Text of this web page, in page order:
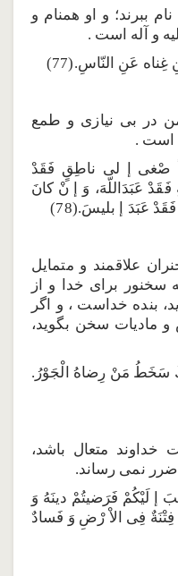
ببرند؛ و او همنام و
و آله است .
در بى نيازى و طمع
است .
أ صْغى إ لى ناطِقٍ فَقَدْ
عَبَدَاللّهَ، وَ إ نْ كانَ
عَبَدَ إ بليسَ.(78)
علاقمند و متمايل
سخنور براى خدا و از
بنده خداست ، و اگر
ماديات سخن بگويد،
سَخَطُ مَنْ رِضاهُ الْجَوْرُ.
متعال باشد،
ضرر نمى رساند.
إ لَيْكُمْ فَرَضيتُمْ دينَهُ وَ
فِتْنَةٌ فِى الاْ رْضِ وَ فَسادٌ